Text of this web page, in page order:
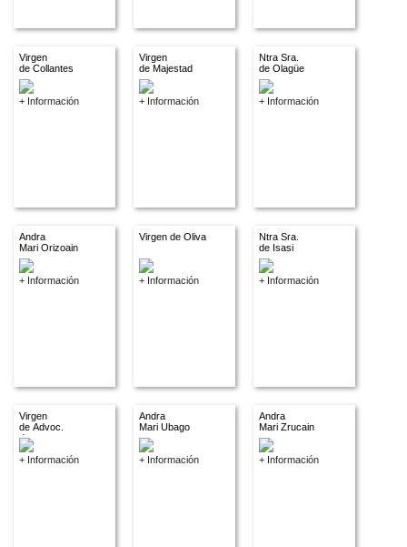
Virgen
de Collantes
+ Información
Virgen
de Majestad
+ Información
Ntra Sra.
de Olagüe
+ Información
Andra
Mari Orizoain
+ Información
Virgen de Oliva
+ Información
Ntra Sra.
de Isasi
+ Información
Virgen
de Advoc.
descon.
+ Información
Andra
Mari Ubago
+ Información
Andra
Mari Zrucain
+ Información